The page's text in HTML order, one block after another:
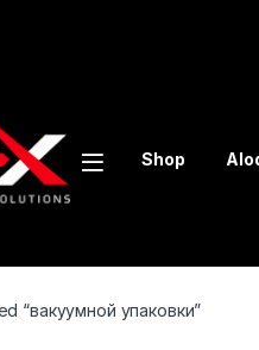
Shop
“вакуумной упаковки”